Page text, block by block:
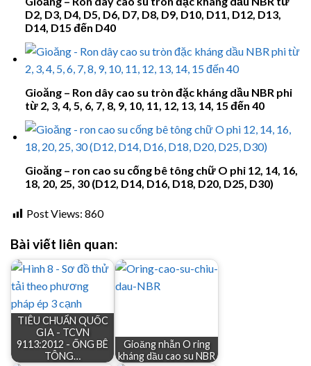
D2, D3, D4, D5, D6, D7, D8, D9, D10, D11, D12, D13,
D14, D15 đến D40
Gioăng – Ron dây cao su tròn đặc kháng dầu NBR phi
từ 2, 3, 4, 5, 6, 7, 8, 9, 10, 11, 12, 13, 14, 15 đến 40
Gioăng – ron cao su cống bê tông chữ O phi 12, 14, 16,
18, 20, 25, 30 (D12, D14, D16, D18, D20, D25, D30)
Post Views: 860
Bài viết liên quan:
TIÊU CHUẨN QUỐC
GIA - TCVN
9113:2012 - ỐNG BÊ
TÔNG…
Gioăng nhẫn O ring
kháng dầu cao su NBR